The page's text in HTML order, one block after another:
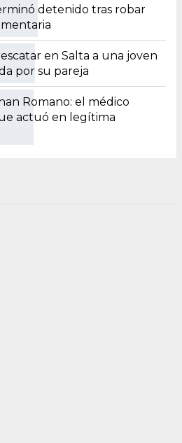
detenido tras robar
en Salta a una joven
por su pareja
Romano: el médico
actuó en legítima